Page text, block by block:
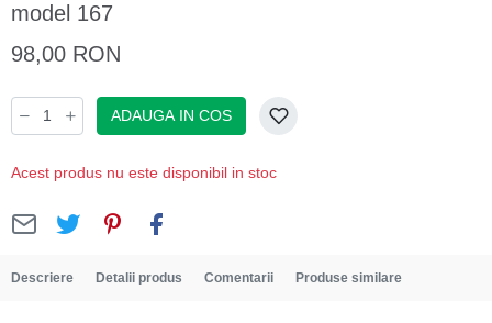
model 167
98,00 RON
ADAUGA IN COS
Acest produs nu este disponibil in stoc
Descriere Detalii produs Comentarii Produse similare